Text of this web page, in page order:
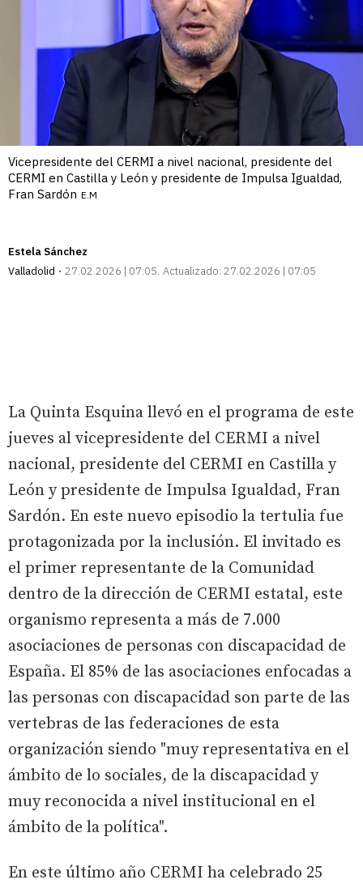
Vicepresidente del CERMI a nivel nacional, presidente del
CERMI en Castilla y León y presidente de Impulsa Igualdad,
Fran Sardón E.M
Estela Sánchez
Valladolid
27.02.2026 | 07:05 Actualizado: 27.02.2026 | 07:05
La Quinta Esquina llevó en el programa de este
jueves al vicepresidente del CERMI a nivel
nacional, presidente del CERMI en Castilla y
León y presidente de Impulsa Igualdad, Fran
Sardón. En este nuevo episodio la tertulia fue
protagonizada por la inclusión. El invitado es
el primer representante de la Comunidad
dentro de la dirección de CERMI estatal, este
organismo representa a más de 7.000
asociaciones de personas con discapacidad de
España. El 85% de las asociaciones enfocadas a
las personas con discapacidad son parte de las
vertebras de las federaciones de esta
organización siendo "muy representativa en el
ámbito de lo sociales, de la discapacidad y
muy reconocida a nivel institucional en el
ámbito de la política".
En este último año CERMI ha celebrado 25